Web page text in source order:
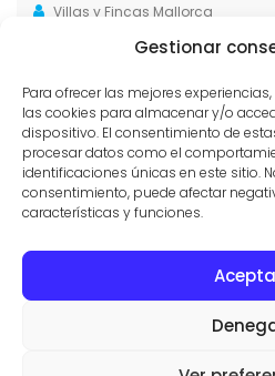
Gestionar
Para ofrecer las mejores
las cookies para almacenar y/o
dispositivo. El consentimiento de
procesar datos como el
identificaciones únicas en este sitio.
consentimiento, puede afectar
características y funciones.
Villas y Fincas Mallorca
1 2 … 5
© AGENTES INMOBILIARIOS EN SES